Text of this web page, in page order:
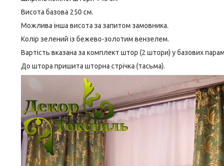
Висота базова 250 см.
Можлива інша висота за запитом замовника.
Колір зелений із бежево-золотим вензелем.
Вартість вказана за комплект штор (2 штори) у базових
До штора пришита шторна стрічка (тасьма).